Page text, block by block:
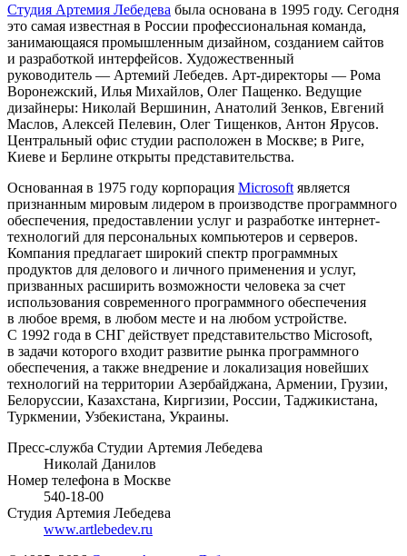
Студия Артемия Лебедева была основана в 1995 году. Сегодня
это самая известная в России профессиональная команда,
занимающаяся промышленным дизайном, созданием сайтов
и разработкой интерфейсов. Художественный
руководитель — Артемий Лебедев. Арт-директоры — Рома
Воронежский, Илья Михайлов, Олег Пащенко. Ведущие
дизайнеры: Николай Вершинин, Анатолий Зенков, Евгений
Маслов, Алексей Пелевин, Олег Тищенков, Антон Ярусов.
Центральный офис студии расположен в Москве; в Риге,
Киеве и Берлине открыты представительства.
Основанная в 1975 году корпорация Microsoft является
признанным мировым лидером в производстве программного
обеспечения, предоставлении услуг и разработке интернет-
технологий для персональных компьютеров и серверов.
Компания предлагает широкий спектр программных
продуктов для делового и личного применения и услуг,
призванных расширить возможности человека за счет
использования современного программного обеспечения
в любое время, в любом месте и на любом устройстве.
С 1992 года в СНГ действует представительство Microsoft,
в задачи которого входит развитие рынка программного
обеспечения, а также внедрение и локализация новейших
технологий на территории Азербайджана, Армении, Грузии,
Белоруссии, Казахстана, Киргизии, России, Таджикистана,
Туркмении, Узбекистана, Украины.
Пресс-служба Студии Артемия Лебедева
Николай Данилов
Номер телефона в Москве
540-18-00
Студия Артемия Лебедева
www.artlebedev.ru